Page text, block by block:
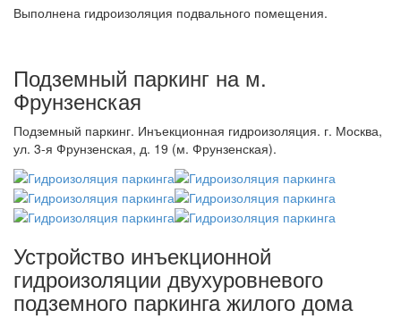
Выполнена гидроизоляция подвального помещения.
Подземный паркинг на м.
Фрунзенская
Подземный паркинг. Инъекционная гидроизоляция. г. Москва,
ул. 3-я Фрунзенская, д. 19 (м. Фрунзенская).
Устройство инъекционной
гидроизоляции двухуровневого
подземного паркинга жилого дома